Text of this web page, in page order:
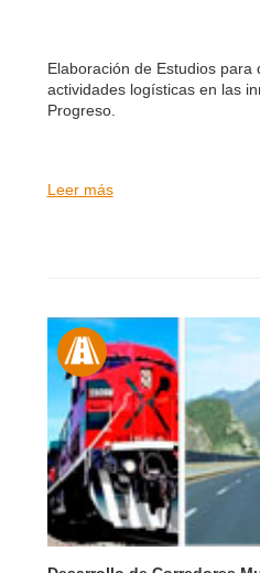
Elaboración de Estudios
actividades logísticas en las
Progreso.
Leer más